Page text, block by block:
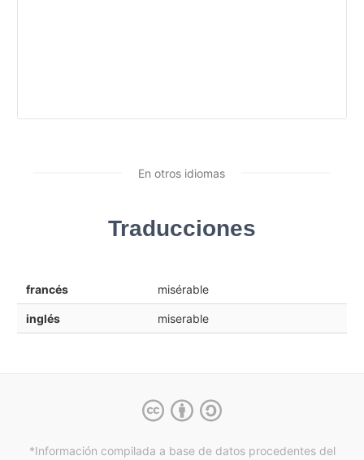
En otros idiomas
Traducciones
francés misérable
inglés miserable
*Información compilada a base de datos procedentes del